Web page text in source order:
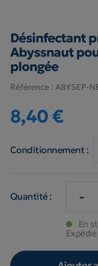
Désinfectant
Abyssnaut
plongée
Référence : ABYSEP-
8,40 €
Conditionnement :
Quantité : -
En